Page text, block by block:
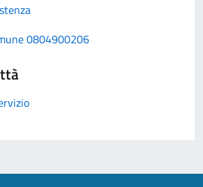
0804900206